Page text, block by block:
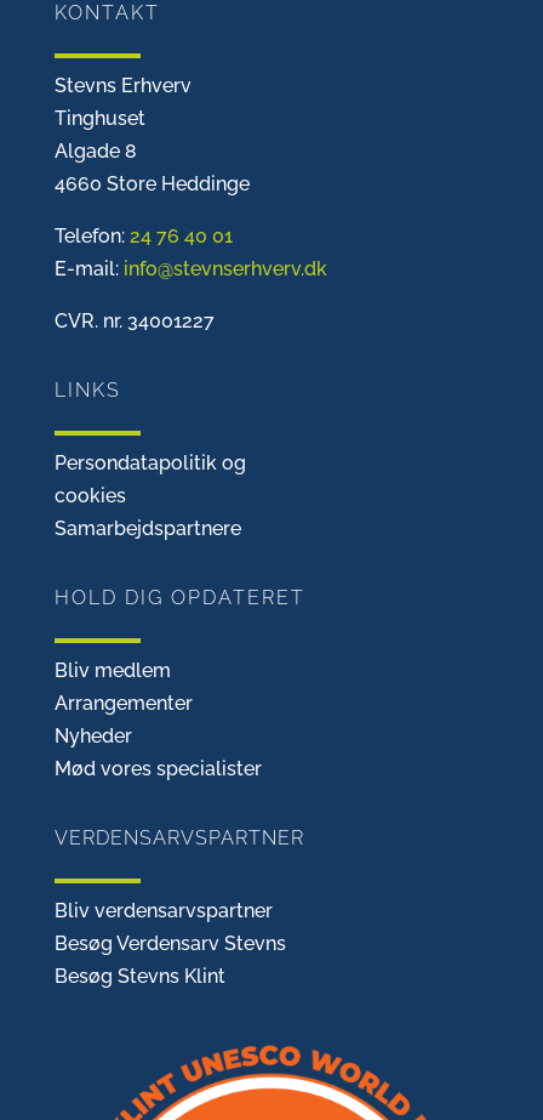
KONTAKT
Stevns Erhverv
Tinghuset
Algade 8
4660 Store Heddinge
Telefon: 24 76 40 01
E-mail: info@stevnserhverv.dk
CVR. nr. 34001227
LINKS
Persondatapolitik og
cookies
Samarbejdspartnere
HOLD DIG OPDATERET
Bliv medlem
Arrangementer
Nyheder
Mød vores specialister
VERDENSARVSPARTNER
Bliv verdensarvspartner
Besøg Verdensarv Stevns
Besøg Stevns Klint